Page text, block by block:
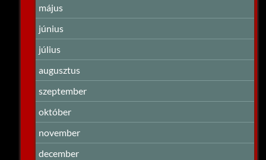
május
június
július
augusztus
szeptember
október
november
december